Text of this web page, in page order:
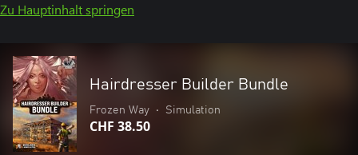
Zu Hauptinhalt springen
Hairdresser Builder Bundle
Frozen Way • Simulation
CHF 38.50